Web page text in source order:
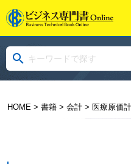
HOME> 書籍> 会計> 医療原価